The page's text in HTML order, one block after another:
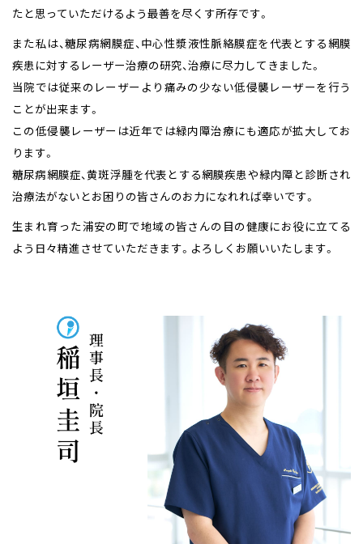
たと思っていただけるよう最善を尽くす所存です。
また私は、糖尿病網膜症、中心性漿液性脈絡膜症を代表とする網膜
疾患に対するレーザー治療の研究、治療に尽力してきました。
当院では従来のレーザーより痛みの少ない低侵襲レーザーを行う
ことが出来ます。
この低侵襲レーザーは近年では緑内障治療にも適応が拡大してお
ります。
糖尿病網膜症、黄斑浮腫を代表とする網膜疾患や緑内障と診断され
治療法がないとお困りの皆さんのお力になれれば幸いです。
生まれ育った浦安の町で地域の皆さんの目の健康にお役に立てる
よう日々精進させていただきます。よろしくお願いいたします。
理事長・院長 稲垣圭司